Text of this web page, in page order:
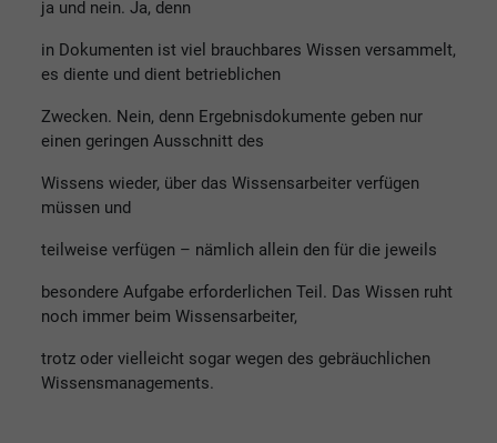
ja und nein. Ja, denn
in Dokumenten ist viel brauchbares Wissen versammelt,
es diente und dient betrieblichen
Zwecken. Nein, denn Ergebnisdokumente geben nur
einen geringen Ausschnitt des
Wissens wieder, über das Wissensarbeiter verfügen
müssen und
teilweise verfügen – nämlich allein den für die jeweils
besondere Aufgabe erforderlichen Teil. Das Wissen ruht
noch immer beim Wissensarbeiter,
trotz oder vielleicht sogar wegen des gebräuchlichen
Wissensmanagements.